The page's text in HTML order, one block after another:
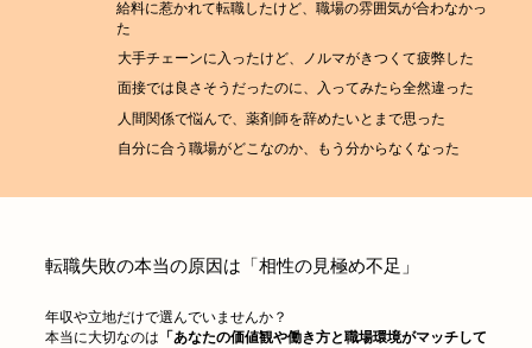
​給料に惹かれて転職したけど、職場の雰囲気が合わなかっ
た
大手チェーンに入ったけど、ノルマがきつくて疲弊した
面接では良さそうだったのに、入ってみたら全然違った
人間関係で悩んで、薬剤師を辞めたいとまで思った
自分に合う職場がどこなのか、もう分からなくなった
転職失敗の本当の原因は「相性の見極め不足」
年収や立地だけで選んでいませんか？
本当に大切なのは 「あなたの価値観や働き方と職場環境がマッチして